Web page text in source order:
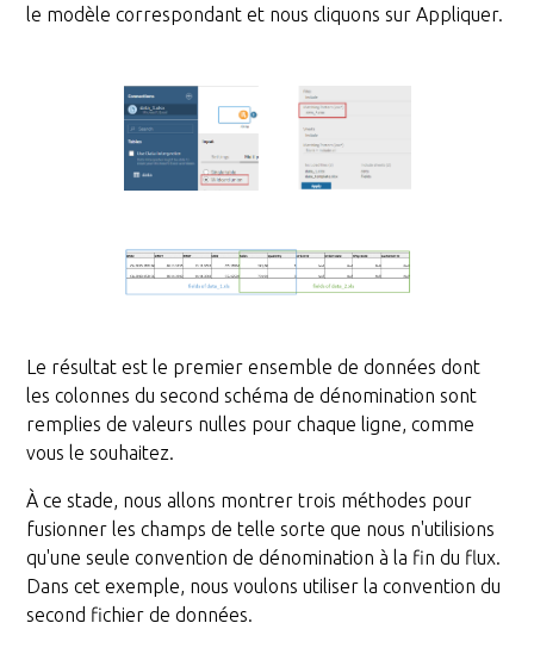
le modèle correspondant et nous cliquons sur Appliquer.
Le résultat est le premier ensemble de données dont
les colonnes du second schéma de dénomination sont
remplies de valeurs nulles pour chaque ligne, comme
vous le souhaitez.
À ce stade, nous allons montrer trois méthodes pour
fusionner les champs de telle sorte que nous n'utilisions
qu'une seule convention de dénomination à la fin du flux.
Dans cet exemple, nous voulons utiliser la convention du
second fichier de données.